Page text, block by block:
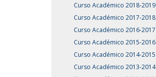
Curso Académico 2018-2019
Curso Académico 2017-2018
Curso Académico 2016-2017
Curso Académico 2015-2016
Curso Académico 2014-2015
Curso Académico 2013-2014